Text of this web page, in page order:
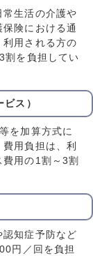
常生活の介護や
険における通
用される方の
割を負担してい
ス）
を加算方式に
用負担は、利
用の1割～3割
知症予防など
円／回を負担